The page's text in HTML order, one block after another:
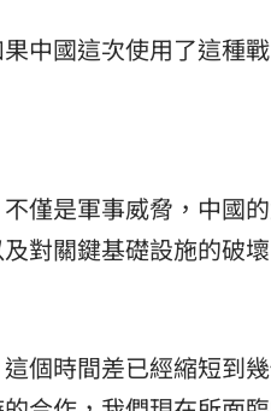
中國這次使用了這種戰
僅是軍事威脅，中國
對關鍵基礎設施的破壞
個時間差已經縮短到